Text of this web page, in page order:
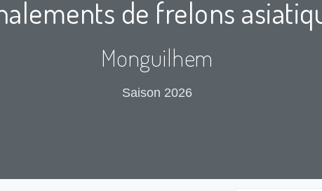
de frelons
Monguilhem
Saison 2026